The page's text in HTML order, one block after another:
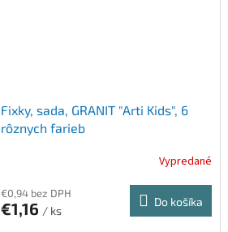
Fixky, sada, GRANIT "Arti Kids", 6
rôznych farieb
Vypredané
€0,94 bez DPH
€1,16 / ks
Do košíka